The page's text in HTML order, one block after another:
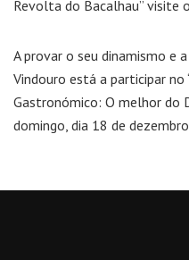
Revolta do Bacalhau” visite o
A provar o seu dinamismo e
Vindouro está a participar no
Gastronómico: O melhor do
domingo, dia 18 de